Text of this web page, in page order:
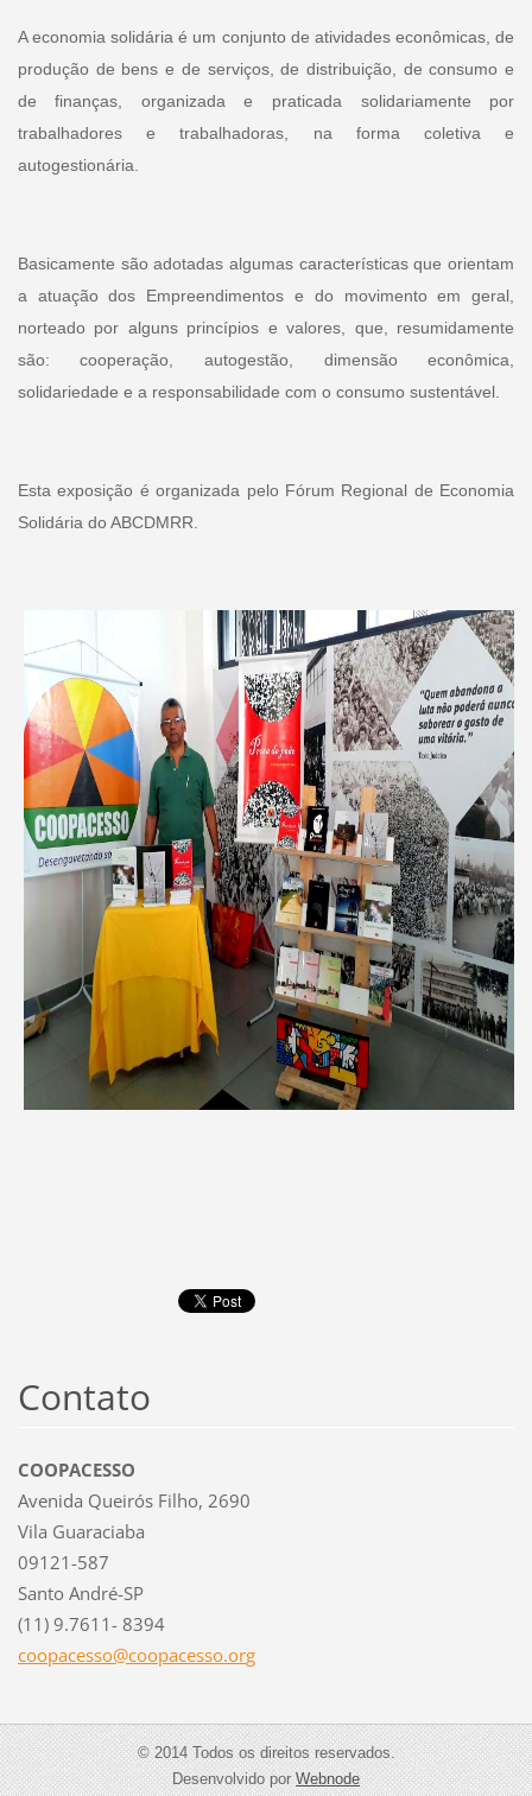
A economia solidária é um conjunto de atividades econômicas, de
produção de bens e de serviços, de distribuição, de consumo e
de finanças, organizada e praticada solidariamente por
trabalhadores e trabalhadoras, na forma coletiva e
autogestionária.
Basicamente são adotadas algumas características que orientam
a atuação dos Empreendimentos e do movimento em geral,
norteado por alguns princípios e valores, que, resumidamente
são: cooperação, autogestão, dimensão econômica,
solidariedade e a responsabilidade com o consumo sustentável.
Esta exposição é organizada pelo Fórum Regional de Economia
Solidária do ABCDMRR.
Contato
COOPACESSO
Avenida Queirós Filho, 2690
Vila Guaraciaba
09121-587
Santo André-SP
(11) 9.7611- 8394
coopacesso@coopacesso.org
© 2014 Todos os direitos reservados.
Desenvolvido porWebnode